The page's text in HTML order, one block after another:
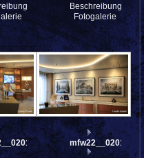
Beschreibung:
Fotogalerie
mfw22__0201406